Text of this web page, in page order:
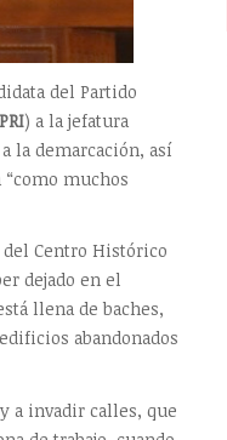
del Partido
PRI) a la jefatura
la demarcación, así
muchos
Centro Histórico
dejado en el
llena de baches,
abandonados
a invadir calles, que